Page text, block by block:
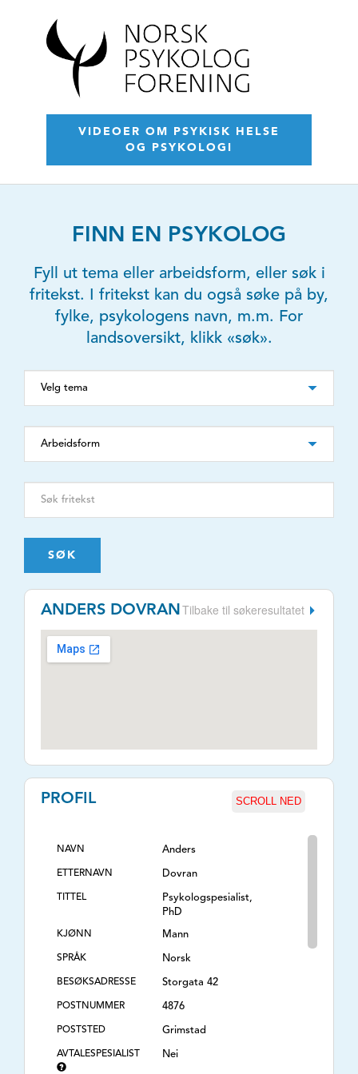
VIDEOER OM PSYKISK HELSE
OG PSYKOLOGI
FINN EN PSYKOLOG
Fyll ut tema eller arbeidsform, eller søk i
fritekst. I fritekst kan du også søke på by,
fylke, psykologens navn, m.m. For
landsoversikt, klikk «søk».
SØK
ANDERS DOVRANTilbake til søkeresultatet
PROFIL SCROLL NED
NAVN Anders
ETTERNAVN Dovran
TITTEL
Psykologspesialist,
PhD
KJØNN Mann
SPRÅK Norsk
BESØKSADRESSE Storgata 42
POSTNUMMER 4876
POSTSTED Grimstad
AVTALESPESIALIST Nei